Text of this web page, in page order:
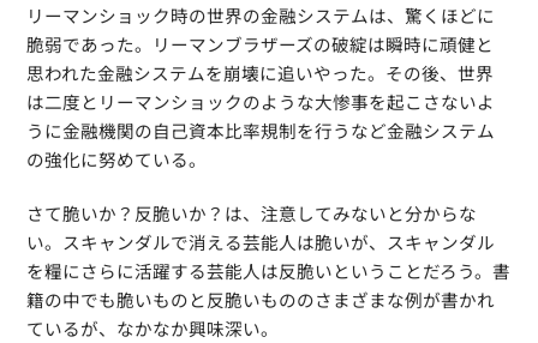
リーマンショック時の世界の金融システムは、驚くほどに
脆弱であった。リーマンブラザーズの破綻は瞬時に頑健と
思われた金融システムを崩壊に追いやった。その後、世界
は二度とリーマンショックのような大惨事を起こさないよ
うに金融機関の自己資本比率規制を行うなど金融システム
の強化に努めている。
さて脆いか？反脆いか？は、注意してみないと分からな
い。スキャンダルで消える芸能人は脆いが、スキャンダル
を糧にさらに活躍する芸能人は反脆いということだろう。書
籍の中でも脆いものと反脆いもののさまざまな例が書かれ
ているが、なかなか興味深い。